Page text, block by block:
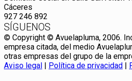
Cáceres
927 246 892
SÍGUENOS
© Copyright © Avuelapluma, 2006.
empresa citada, del medio
otras empresas del grupo de la
Aviso legal | Política de privacidad |